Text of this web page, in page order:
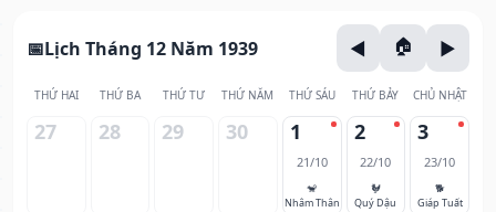
Lịch Tháng 12 Năm 1939
THỨ HAI THỨ BA THỨ TƯ THỨ NĂM THỨ SÁU THỨ BẢY CHỦ NHẬT
27 28 29 30 1
21/10
🐒
Nhâm Thân
2
22/10
🐓
Quý Dậu
3
23/10
🐕
Giáp Tuất